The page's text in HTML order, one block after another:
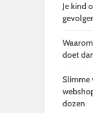
Je kind
doet
Slimme
dozen